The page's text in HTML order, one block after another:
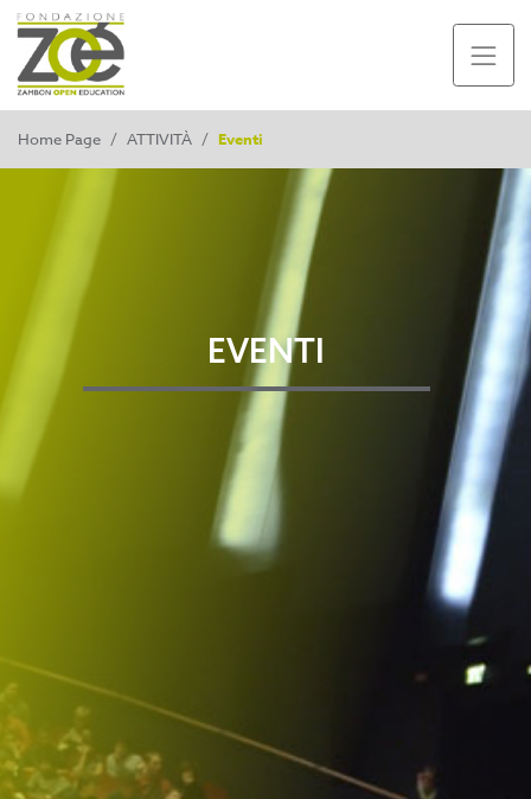
Home Page / ATTIVITÀ / Eventi
EVENTI